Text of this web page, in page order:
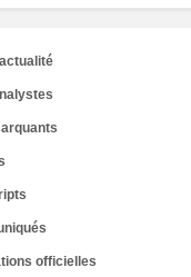
officielles